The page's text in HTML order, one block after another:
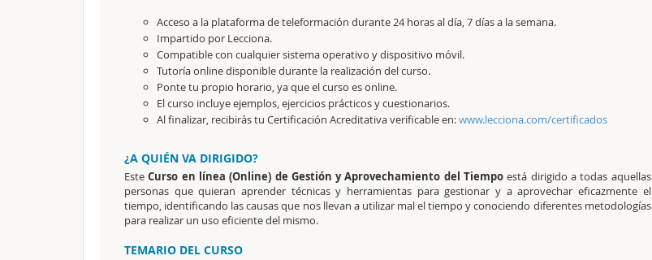
Acceso a la plataforma de teleformación durante 24 horas al día, 7 días a la semana.
Impartido por Lecciona.
Compatible con cualquier sistema operativo y dispositivo móvil.
Tutoría online disponible durante la realización del curso.
Ponte tu propio horario, ya que el curso es online.
El curso incluye ejemplos, ejercicios prácticos y cuestionarios.
Al finalizar, recibirás tu Certificación Acreditativa verificable en:www.lecciona.com/certificados
¿A QUIÉN VA DIRIGIDO?
EsteCurso en línea (Online) de Gestión y Aprovechamiento del Tiempo está dirigido a todas aquellas
personas que quieran aprender técnicas y herramientas para gestionar y a aprovechar eficazmente el
tiempo, identificando las causas que nos llevan a utilizar mal el tiempo y conociendo diferentes metodologías
para realizar un uso eficiente del mismo.
TEMARIO DEL CURSO